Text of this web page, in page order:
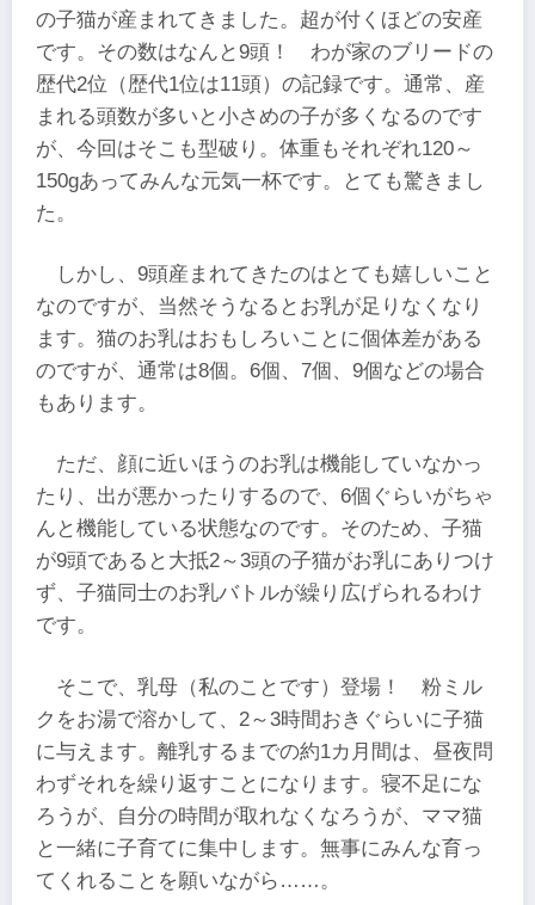
の子猫が産まれてきました。超が付くほどの安産
です。その数はなんと9頭！ わが家のブリードの
歴代2位（歴代1位は11頭）の記録です。通常、産
まれる頭数が多いと小さめの子が多くなるのです
が、今回はそこも型破り。体重もそれぞれ120～
150gあってみんな元気一杯です。とても驚きまし
た。
しかし、9頭産まれてきたのはとても嬉しいこと
なのですが、当然そうなるとお乳が足りなくなり
ます。猫のお乳はおもしろいことに個体差がある
のですが、通常は8個。6個、7個、9個などの場合
もあります。
ただ、顔に近いほうのお乳は機能していなかっ
たり、出が悪かったりするので、6個ぐらいがちゃ
んと機能している状態なのです。そのため、子猫
が9頭であると大抵2～3頭の子猫がお乳にありつけ
ず、子猫同士のお乳バトルが繰り広げられるわけ
です。
そこで、乳母（私のことです）登場！ 粉ミル
クをお湯で溶かして、2～3時間おきぐらいに子猫
に与えます。離乳するまでの約1カ月間は、昼夜問
わずそれを繰り返すことになります。寝不足にな
ろうが、自分の時間が取れなくなろうが、ママ猫
と一緒に子育てに集中します。無事にみんな育っ
てくれることを願いながら……。